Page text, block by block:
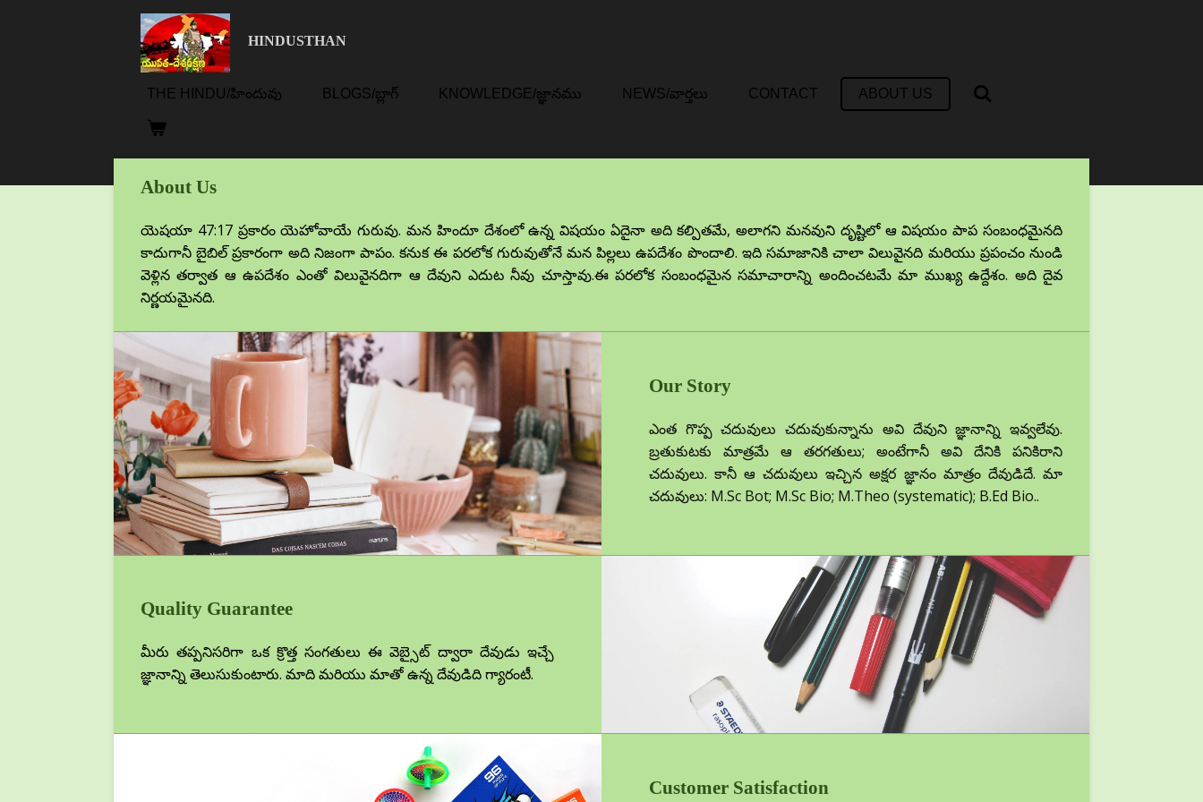
HINDUSTHAN
THE HINDU/హిందువు BLOGS/బ్లాగ్ KNOWLEDGE/జ్ఞానము NEWS/వార్తలు CONTACT ABOUT US
About Us
యెషయా 47:17 ప్రకారం యెహోవాయే గురువు. మన హిందూ దేశంలో ఉన్న విషయం ఏదైనా అది కల్పితమే, అలాగని మనవుని దృష్టిలో ఆ విషయం పాప సంబంధమైనది
కాదుగానీ బైబిల్ ప్రకారంగా అది నిజంగా పాపం. కనుక ఈ పరలోక గురువుతోనే మన పిల్లలు ఉపదేశం పొందాలి. ఇది సమాజానికి చాలా విలువైనది మరియు ప్రపంచం నుండి
వెళ్లిన తర్వాత ఆ ఉపదేశం ఎంతో విలువైనదిగా ఆ దేవుని ఎదుట నీవు చూస్తావు.ఈ పరలోక సంబంధమైన సమాచారాన్ని అందించటమే మా ముఖ్య ఉద్దేశం. అది దైవ
నిర్ణయమైనది.
Our Story
ఎంత గొప్ప చదువులు చదువుకున్నాను అవి దేవుని జ్ఞానాన్ని ఇవ్వలేవు.
బ్రతుకుటకు మాత్రమే ఆ తరగతులు; అంటేగానీ అవి దేనికి పనికిరాని
చదువులు. కానీ ఆ చదువులు ఇచ్చిన అక్షర జ్ఞానం మాత్రం దేవుడిదే. మా
చదువులు: M.Sc Bot; M.Sc Bio; M.Theo (systematic); B.Ed Bio..
Quality Guarantee
మీరు తప్పనిసరిగా ఒక క్రొత్త సంగతులు ఈ వెబ్సైట్ ద్వారా దేవుడు ఇచ్చే
జ్ఞానాన్ని తెలుసుకుంటారు. మాది మరియు మాతో ఉన్న దేవుడిదిగ్యారంటీ.
Customer Satisfaction